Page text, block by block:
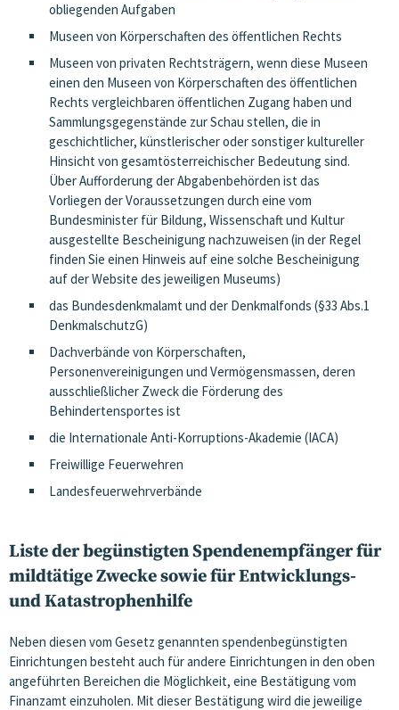
obliegenden Aufgaben
Museen von Körperschaften des öffentlichen Rechts
Museen von privaten Rechtsträgern, wenn diese Museen
einen den Museen von Körperschaften des öffentlichen
Rechts vergleichbaren öffentlichen Zugang haben und
Sammlungsgegenstände zur Schau stellen, die in
geschichtlicher, künstlerischer oder sonstiger kultureller
Hinsicht von gesamtösterreichischer Bedeutung sind.
Über Aufforderung der Abgabenbehörden ist das
Vorliegen der Voraussetzungen durch eine vom
Bundesminister für Bildung, Wissenschaft und Kultur
ausgestellte Bescheinigung nachzuweisen (in der Regel
finden Sie einen Hinweis auf eine solche Bescheinigung
auf der Website des jeweiligen Museums)
das Bundesdenkmalamt und der Denkmalfonds (§33 Abs.1
DenkmalschutzG)
Dachverbände von Körperschaften,
Personenvereinigungen und Vermögensmassen, deren
ausschließlicher Zweck die Förderung des
Behindertensportes ist
die Internationale Anti-Korruptions-Akademie (IACA)
Freiwillige Feuerwehren
Landesfeuerwehrverbände
Liste der begünstigten Spendenempfänger für
mildtätige Zwecke sowie für Entwicklungs-
und Katastrophenhilfe
Neben diesen vom Gesetz genannten spendenbegünstigten
Einrichtungen besteht auch für andere Einrichtungen in den oben
angeführten Bereichen die Möglichkeit, eine Bestätigung vom
Finanzamt einzuholen. Mit dieser Bestätigung wird die jeweilige